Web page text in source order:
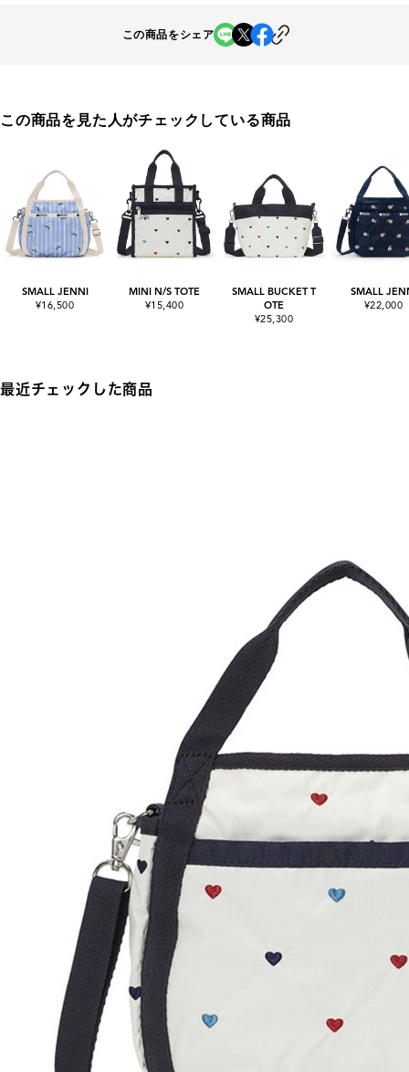
この商品をシェア
この商品を見た人がチェックしている商品
SMALL JENNI
¥16,500
MINI N/S TOTE
¥15,400
SMALL BUCKET T
OTE
¥25,300
SMALL
¥22,000
最近チェックした商品